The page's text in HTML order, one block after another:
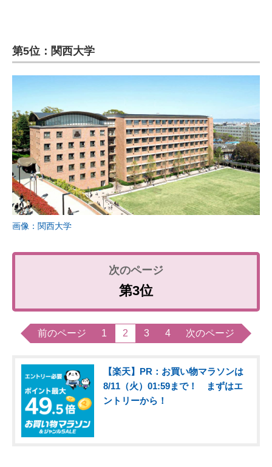
第5位：関西大学
画像：関西大学
第3位
前のページ 1 2 3 4 次のページ
【楽天】PR：お買い物マラソンは
8/11（火）01:59まで！ まずはエ
ントリーから！